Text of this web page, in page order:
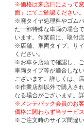
※価格は来店日によって
面」にてご確認ください。
※廃タイヤ処理料やゴム
た一部特殊な車両の場合
います。作業前に、取付
※店舗、車両タイプ、サ
ください。
※お車を店頭で確認し、
車両タイプ等が適合しな
ございます。詳しくは、
※作業店舗以外で購入さ
なる場合がございます。
※メンテパック会員のお
価格に関わらず当サービ
※ご注文時のサイズ間違